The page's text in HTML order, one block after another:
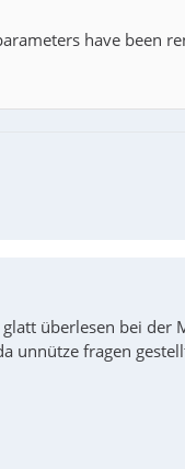
have been
überlesen bei
unnütze fragen